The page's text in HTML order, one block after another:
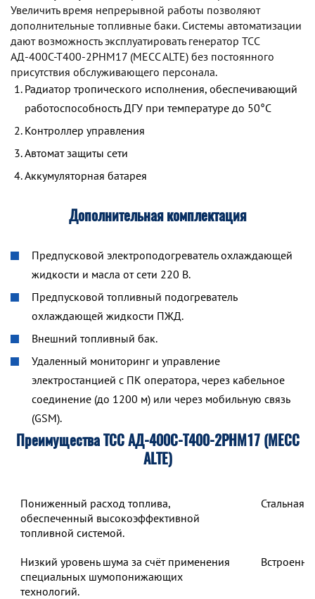
Увеличить время непрерывной работы позволяют
дополнительные топливные баки. Системы автоматизации
дают возможность эксплуатировать генератор TCC
АД-400С-Т400-2РНМ17 (MECC ALTE) без постоянного
присутствия обслуживающего персонала.
Радиатор тропического исполнения, обеспечивающий
работоспособность ДГУ при температуре до 50°С
Контроллер управления
Автомат защиты сети
Аккумуляторная батарея
Дополнительная комплектация
Предпусковой электроподогреватель охлаждающей
жидкости и масла от сети 220 В.
Предпусковой топливный подогреватель
охлаждающей жидкости ПЖД.
Внешний топливный бак.
Удаленный мониторинг и управление
электростанцией с ПК оператора, через кабельное
соединение (до 1200 м) или через мобильную связь
(GSM).
Преимущества ТСС АД-400С-Т400-2РНМ17 (MECC
ALTE)
Пониженный расход топлива,
обеспеченный высокоэффективной
топливной системой.
Стальная
Низкий уровень шума за счёт применения
специальных шумопонижающих
технологий.